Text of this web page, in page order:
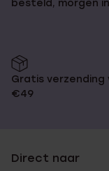
besteld, morgen
Gratis verzending
€49
Direct naar